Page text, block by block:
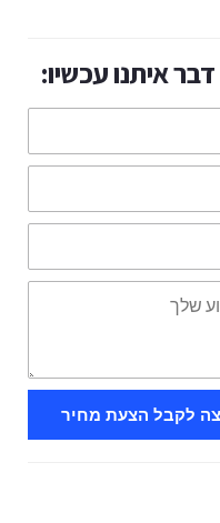
איתנו עכשיו:
לקבל הצעת מחיר